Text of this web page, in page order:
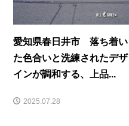
愛知県春日井市 落ち着い
た色合いと洗練されたデザ
インが調和する、上品...
2025.07.28